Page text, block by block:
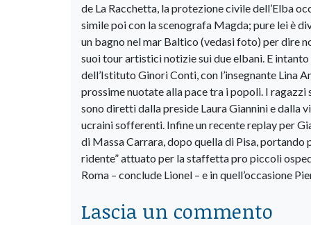
de La Racchetta, la protezione civile dell’Elba
simile poi con la scenografa Magda; pure lei è
un bagno nel mar Baltico (vedasi foto) per dire
suoi tour artistici notizie sui due elbani. E
dell’Istituto Ginori Conti, con l’insegnante Lina
prossime nuotate alla pace tra i popoli. I
sono diretti dalla preside Laura Giannini e dalla
ucraini sofferenti. Infine un recente replay per
di Massa Carrara, dopo quella di Pisa,
ridente” attuato per la staffetta pro piccoli
Roma – conclude Lionel – e in quell’occasione
Lascia un commento